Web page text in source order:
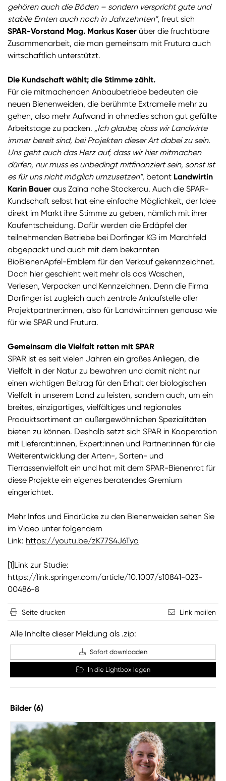
gehören auch die Böden – sondern verspricht gute und
stabile Ernten auch noch in Jahrzehnten“, freut sich
SPAR-Vorstand Mag. Markus Kaser über die fruchtbare
Zusammenarbeit, die man gemeinsam mit Frutura auch
wirtschaftlich unterstützt.
Die Kundschaft wählt; die Stimme zählt.
Für die mitmachenden Anbaubetriebe bedeuten die
neuen Bienenweiden, die berühmte Extrameile mehr zu
gehen, also mehr Aufwand in ohnedies schon gut gefüllte
Arbeitstage zu packen. „Ich glaube, dass wir Landwirte
immer bereit sind, bei Projekten dieser Art dabei zu sein.
Uns geht auch das Herz auf, dass wir hier mitmachen
dürfen, nur muss es unbedingt mitfinanziert sein, sonst ist
es für uns nicht möglich umzusetzen“, betont Landwirtin
Karin Bauer aus Zaina nahe Stockerau. Auch die SPAR-
Kundschaft selbst hat eine einfache Möglichkeit, der Idee
direkt im Markt ihre Stimme zu geben, nämlich mit ihrer
Kaufentscheidung. Dafür werden die Erdäpfel der
teilnehmenden Betriebe bei Dorfinger KG im Marchfeld
abgepackt und auch mit dem bekannten
BioBienenApfel-Emblem für den Verkauf gekennzeichnet.
Doch hier geschieht weit mehr als das Waschen,
Verlesen, Verpacken und Kennzeichnen. Denn die Firma
Dorfinger ist zugleich auch zentrale Anlaufstelle aller
Projektpartner:innen, also für Landwirt:innen genauso wie
für wie SPAR und Frutura.
Gemeinsam die Vielfalt retten mit SPAR
SPAR ist es seit vielen Jahren ein großes Anliegen, die
Vielfalt in der Natur zu bewahren und damit nicht nur
einen wichtigen Beitrag für den Erhalt der biologischen
Vielfalt in unserem Land zu leisten, sondern auch, um ein
breites, einzigartiges, vielfältiges und regionales
Produktsortiment an außergewöhnlichen Spezialitäten
bieten zu können. Deshalb setzt sich SPAR in Kooperation
mit Lieferant:innen, Expert:innen und Partner:innen für die
Weiterentwicklung der Arten-, Sorten- und
Tierrassenvielfalt ein und hat mit dem SPAR-Bienenrat für
diese Projekte ein eigenes beratendes Gremium
eingerichtet.
Mehr Infos und Eindrücke zu den Bienenweiden sehen Sie
im Video unter folgendem
Link: https://youtu.be/zK77S4J6Tyo
[1]Link zur Studie:
https://link.springer.com/article/10.1007/s10841-023-
00486-8
Seite drucken Link mailen
Alle Inhalte dieser Meldung als .zip:
Sofort downloaden
In die Lightbox legen
Bilder (6)